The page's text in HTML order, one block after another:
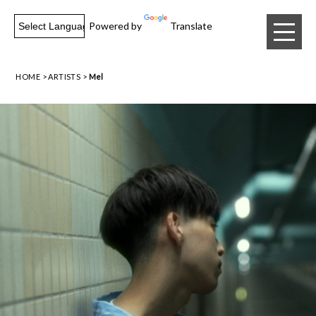
Powered by Translate
HOME ARTISTS Mel